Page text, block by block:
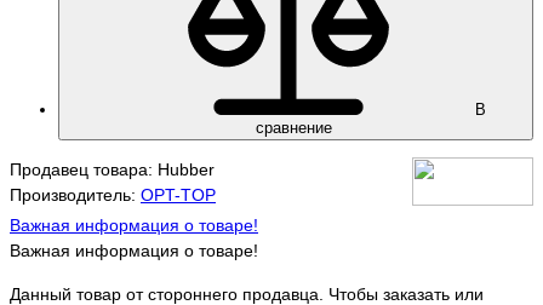
В
сравнение
Продавец товара: Hubber
Производитель: OPT-TOP
Важная информация о товаре!
Важная информация о товаре!
Данный товар от стороннего продавца. Чтобы заказать или